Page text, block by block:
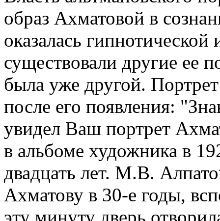
образ Ахматовой в
оказалась
существовали другие ее
была уже другой.
после его появления:
увидел Ваш портрет
в альбоме художника в
двадцать лет. М.В.
Ахматову в 30-е годы,
эту минуту дверь